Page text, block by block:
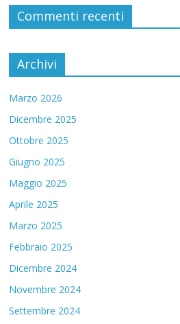
Commenti recenti
Archivi
Marzo 2026
Dicembre 2025
Ottobre 2025
Giugno 2025
Maggio 2025
Aprile 2025
Marzo 2025
Febbraio 2025
Dicembre 2024
Novembre 2024
Settembre 2024